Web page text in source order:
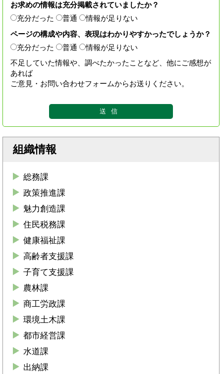
お求めの情報は充分掲載されていましたか？
充分だった
普通
情報が足りない
ページの構成や内容、表現はわかりやすかったでしょうか？
充分だった
普通
情報が足りない
不足していた情報や、調べたかったことなど、他にご感想が
あれば
ご意見・お問い合わせフォームからお送りください。
組織情報
総務課
政策推進課
魅力創造課
住民税務課
健康福祉課
高齢者支援課
子育て支援課
農林課
商工労政課
環境土木課
都市経営課
水道課
出納課